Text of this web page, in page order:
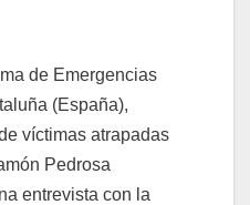
de Emergencias
(España),
víctimas atrapadas
Pedrosa
entrevista con la